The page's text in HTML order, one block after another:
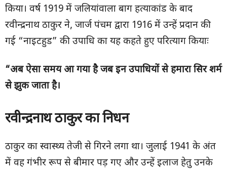
किया। वर्ष 1919 में जलियांवाला बाग हत्याकांड के बाद
रवीन्द्रनाथ ठाकुर ने, जार्ज पंचम द्वारा 1916 में उन्हें प्रदान की
गई “नाइटहुड” की उपाधि का यह कहते हुए परित्याग कियाः
“अब ऐसा समय आ गया है जब इन उपाधियों से हमारा सिर शर्म
से झुक जाता है।
रवीन्द्रनाथ ठाकुर का निधन
ठाकुर का स्वास्थ्य तेजी से गिरने लगा था। जुलाई 1941 के अंत
में वह गंभीर रूप से बीमार पड़ गए और उन्हें इलाज हेतु उनके